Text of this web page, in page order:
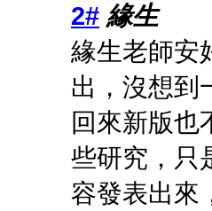
2# 緣生
緣生老師安
出，沒想到
回來新版也
些研究，只
容發表出來